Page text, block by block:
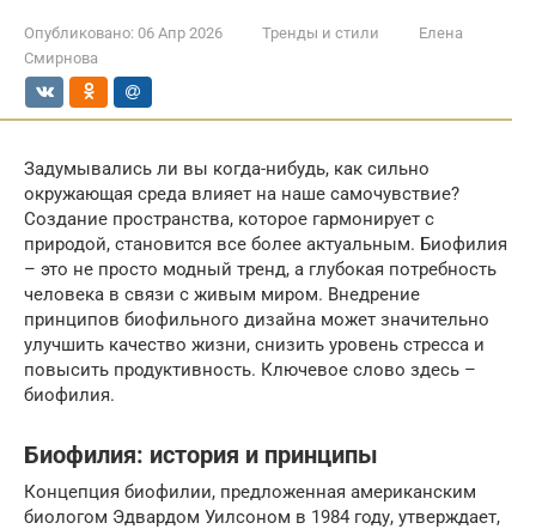
Опубликовано: 06 Апр 2026 Тренды и стили
Елена
Смирнова
Задумывались ли вы когда-нибудь, как сильно
окружающая среда влияет на наше самочувствие?
Создание пространства, которое гармонирует с
природой, становится все более актуальным. Биофилия
– это не просто модный тренд, а глубокая потребность
человека в связи с живым миром. Внедрение
принципов биофильного дизайна может значительно
улучшить качество жизни, снизить уровень стресса и
повысить продуктивность. Ключевое слово здесь –
биофилия.
Биофилия: история и принципы
Концепция биофилии, предложенная американским
биологом Эдвардом Уилсоном в 1984 году, утверждает,